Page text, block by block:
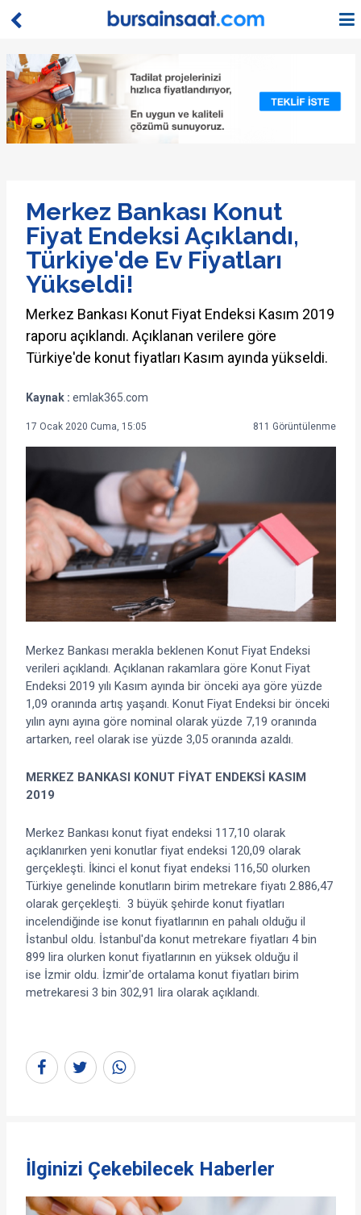
Merkez Bankası Konut
Fiyat Endeksi Açıklandı,
Türkiye'de Ev Fiyatları
Yükseldi!
Merkez Bankası Konut Fiyat Endeksi Kasım 2019
raporu açıklandı. Açıklanan verilere göre
Türkiye'de konut fiyatları Kasım ayında yükseldi.
Kaynak : emlak365.com
17 Ocak 2020 Cuma, 15:05 811 Görüntülenme
Merkez Bankası merakla beklenen Konut Fiyat Endeksi
verileri açıklandı. Açıklanan rakamlara göre Konut Fiyat
Endeksi 2019 yılı Kasım ayında bir önceki aya göre yüzde
1,09 oranında artış yaşandı. Konut Fiyat Endeksi bir önceki
yılın aynı ayına göre nominal olarak yüzde 7,19 oranında
artarken, reel olarak ise yüzde 3,05 oranında azaldı.
MERKEZ BANKASI KONUT FİYAT ENDEKSİ KASIM
2019
Merkez Bankası konut fiyat endeksi 117,10 olarak
açıklanırken yeni konutlar fiyat endeksi 120,09 olarak
gerçekleşti. İkinci el konut fiyat endeksi 116,50 olurken
Türkiye genelinde konutların birim metrekare fiyatı 2.886,47
olarak gerçekleşti. 3 büyük şehirde konut fiyatları
incelendiğinde ise konut fiyatlarının en pahalı olduğu il
İstanbul oldu. İstanbul'da konut metrekare fiyatları 4 bin
899 lira olurken konut fiyatlarının en yüksek olduğu il
ise İzmir oldu. İzmir'de ortalama konut fiyatları birim
metrekaresi 3 bin 302,91 lira olarak açıklandı.
İlginizi Çekebilecek Haberler